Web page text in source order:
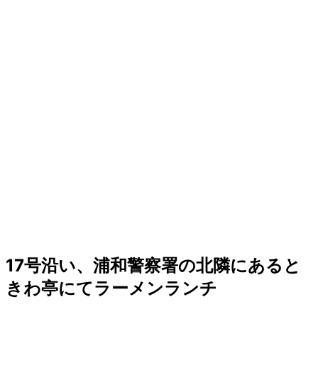
17号沿い、浦和警察署の北隣にあると
きわ亭にてラーメンランチ